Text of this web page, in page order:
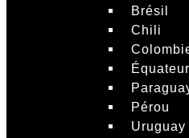
Brésil
Chili
Équateur
Pérou
Uruguay